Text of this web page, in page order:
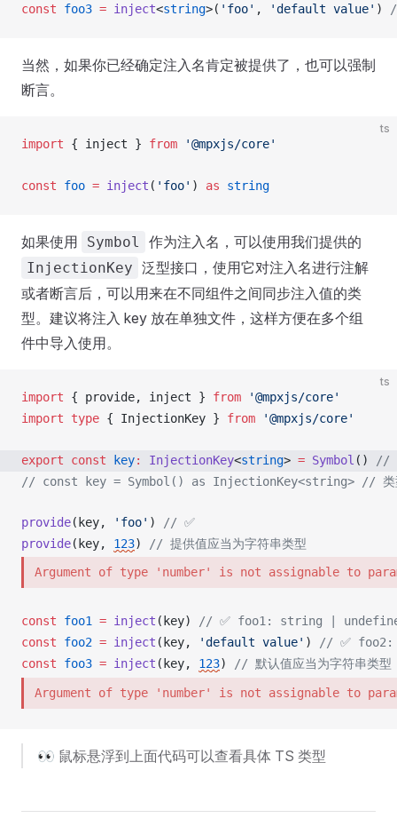
const
foo3 = inject<string>( 'foo' , 'default value' )
当然，如果你已经确定注入名肯定被提供了，也可以强制
断言。
ts
import { inject } from '@mpxjs/core'
const foo = inject ( 'foo' ) as string
如果使用 Symbol 作为注入名，可以使用我们提供的
InjectionKey 泛型接口，使用它对注入名进行注解
或者断言后，可以用来在不同组件之间同步注入值的类
型。建议将注入 key 放在单独文件，这样方便在多个组
件中导入使用。
ts
import { provide, inject } from '@mpxjs/core'
import type { InjectionKey } from '@mpxjs/core'
export const key: InjectionKey<string> = Symbol ()
//
// const key = Symbol() as InjectionKey<string> // 类
provide(key, 'foo' )
// ✅
provide(key, 123) // 提供值应当为字符串类型
Argument of type 'number' is not assignable to
const foo1 = inject ( key)
// ✅ foo1: string |
const
foo2 = inject ( key, 'default value' )
// ✅
const
foo3 = inject ( key, 123) // 默认值应当为字符串类型
Argument of type 'number' is not assignable to
👀 鼠标悬浮到上面代码可以查看具体 TS 类型